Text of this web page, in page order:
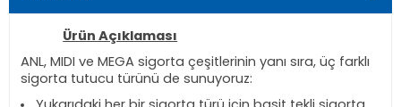
Ürün Açıklaması
ANL, MIDI ve MEGA sigorta çeşitlerinin yanı sıra, üç farklı
sigorta tutucu türünü de sunuyoruz: